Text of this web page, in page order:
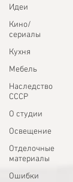
Идеи
Кино/
сериалы
Кухня
Мебель
Наследство
СССР
О студии
Освещение
Отделочные
материалы
Ошибки